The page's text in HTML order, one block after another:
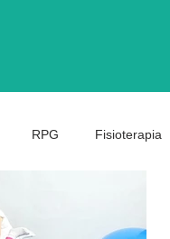
RPG Fisioterapia